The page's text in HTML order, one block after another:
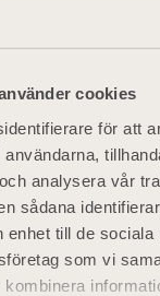
cookies
för att
analysera vår
sådana
enhet till de sociala
som vi
i bokföring
från en